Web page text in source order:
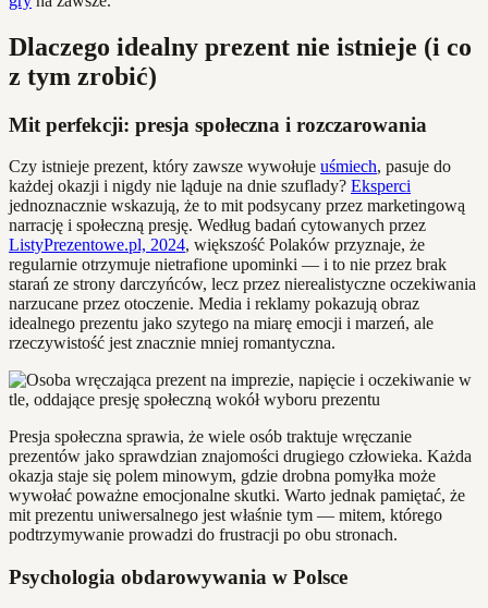
Dlaczego idealny prezent nie istnieje (i co
z tym zrobić)
Mit perfekcji: presja społeczna i rozczarowania
Czy istnieje prezent, który zawsze wywołuje uśmiech, pasuje do
każdej okazji i nigdy nie ląduje na dnie szuflady? Eksperci
jednoznacznie wskazują, że to mit podsycany przez marketingową
narrację i społeczną presję. Według badań cytowanych przez
ListyPrezentowe.pl, 2024, większość Polaków przyznaje, że
regularnie otrzymuje nietrafione upominki — i to nie przez brak
starań ze strony darczyńców, lecz przez nierealistyczne oczekiwania
narzucane przez otoczenie. Media i reklamy pokazują obraz
idealnego prezentu jako szytego na miarę emocji i marzeń, ale
rzeczywistość jest znacznie mniej romantyczna.
Presja społeczna sprawia, że wiele osób traktuje wręczanie
prezentów jako sprawdzian znajomości drugiego człowieka. Każda
okazja staje się polem minowym, gdzie drobna pomyłka może
wywołać poważne emocjonalne skutki. Warto jednak pamiętać, że
mit prezentu uniwersalnego jest właśnie tym — mitem, którego
podtrzymywanie prowadzi do frustracji po obu stronach.
Psychologia obdarowywania w Polsce